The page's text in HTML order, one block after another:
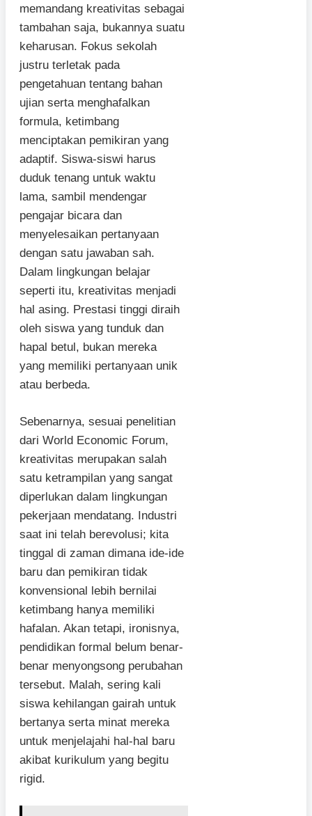
memandang kreativitas sebagai
tambahan saja, bukannya suatu
keharusan. Fokus sekolah
justru terletak pada
pengetahuan tentang bahan
ujian serta menghafalkan
formula, ketimbang
menciptakan pemikiran yang
adaptif. Siswa-siswi harus
duduk tenang untuk waktu
lama, sambil mendengar
pengajar bicara dan
menyelesaikan pertanyaan
dengan satu jawaban sah.
Dalam lingkungan belajar
seperti itu, kreativitas menjadi
hal asing. Prestasi tinggi diraih
oleh siswa yang tunduk dan
hapal betul, bukan mereka
yang memiliki pertanyaan unik
atau berbeda.
Sebenarnya, sesuai penelitian
dari World Economic Forum,
kreativitas merupakan salah
satu ketrampilan yang sangat
diperlukan dalam lingkungan
pekerjaan mendatang. Industri
saat ini telah berevolusi; kita
tinggal di zaman dimana ide-ide
baru dan pemikiran tidak
konvensional lebih bernilai
ketimbang hanya memiliki
hafalan. Akan tetapi, ironisnya,
pendidikan formal belum benar-
benar menyongsong perubahan
tersebut. Malah, sering kali
siswa kehilangan gairah untuk
bertanya serta minat mereka
untuk menjelajahi hal-hal baru
akibat kurikulum yang begitu
rigid.